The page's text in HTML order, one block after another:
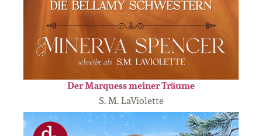
Der Marquess meiner Träume
S. M. LaViolette